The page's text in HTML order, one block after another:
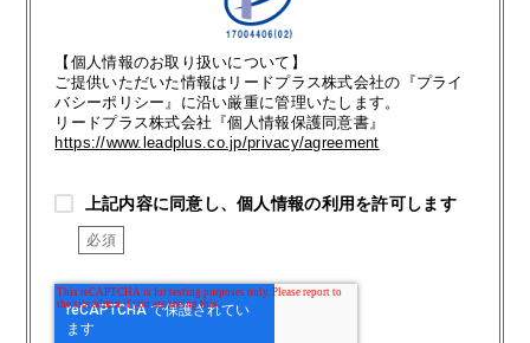
【個人情報のお取り扱いについて】
ご提供いただいた情報はリードプラス株式会社の『プライ
バシーポリシー』に沿い厳重に管理いたします。
リードプラス株式会社『個人情報保護同意書』
https://www.leadplus.co.jp/privacy/agreement
上記内容に同意し、個人情報の利用を許可します